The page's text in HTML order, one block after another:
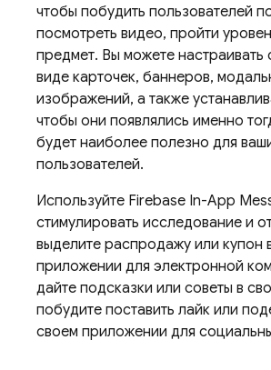
чтобы побудить пользователей
посмотреть видео, пройти
предмет. Вы можете
виде карточек, баннеров,
изображений, а также
чтобы они появлялись именно
будет наиболее полезно для
пользователей.
Используйте Firebase In-App
стимулировать исследование и
выделите распродажу или купон
приложении для электронной
дайте подсказки или советы в
побудите поставить лайк или
своем приложении для